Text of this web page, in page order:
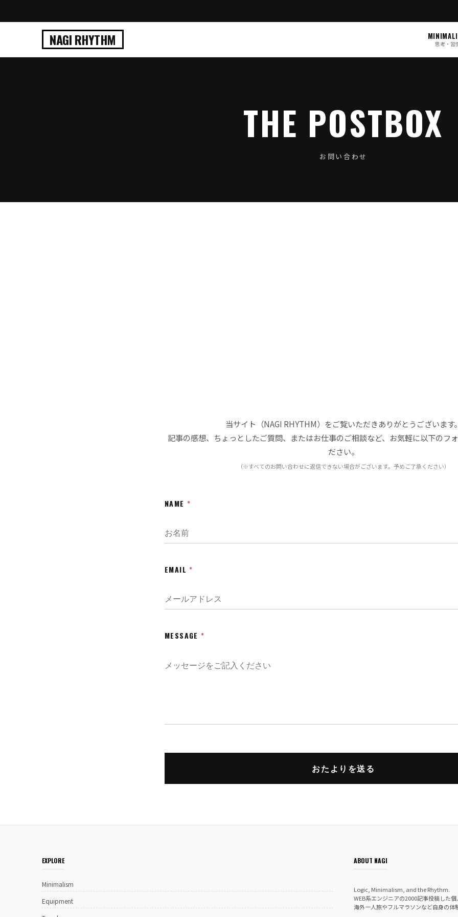
NAGI RHYTHM 思考・習
THE POSTBOX
お問い合わせ
当サイト（NAGI RHYTHM）をご覧いただきありがとうございます。
記事の感想、ちょっとしたご質問、またはお仕事のご相談など、お気軽に以下のフ
ださい。
（※すべてのお問い合わせに返信できない場合がございます。予めご了承ください）
NAME *
EMAIL*
MESSAGE*
EXPLORE
Minimalism
Equipment
ABOUT NAGI
Logic, Minimalism, and the Rhythm.
WEB系エンジニアの2000記事投稿した個
海外一人旅やフルマラソンなど自身の体